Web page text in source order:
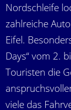
Nordschleife
zahlreiche
Eifel.
Days“ vom 2.
Touristen die
viele das